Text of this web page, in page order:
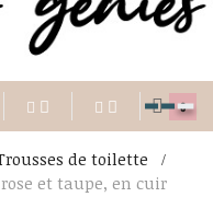
0
de toilette
et taupe, en cuir